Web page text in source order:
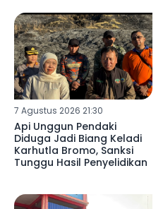
7 Agustus 2026 21:30
Api Unggun Pendaki
Diduga Jadi Biang Keladi
Karhutla Bromo, Sanksi
Tunggu Hasil Penyelidikan